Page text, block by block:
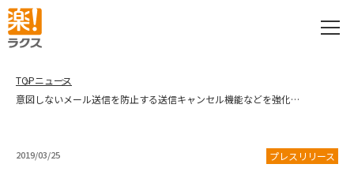
TOPニュース
意図しないメール送信を防止する送信キャンセル機能などを強化したメール共有・管理システム「メールディーラー Ver.12.4」をリリース
2019/03/25 プレスリリース